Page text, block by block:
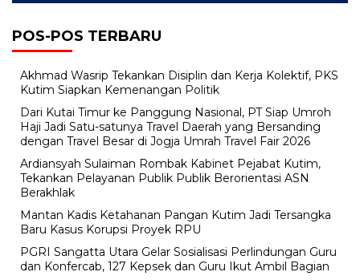
POS-POS TERBARU
Akhmad Wasrip Tekankan Disiplin dan Kerja Kolektif, PKS
Kutim Siapkan Kemenangan Politik
Dari Kutai Timur ke Panggung Nasional, PT Siap Umroh
Haji Jadi Satu-satunya Travel Daerah yang Bersanding
dengan Travel Besar di Jogja Umrah Travel Fair 2026
Ardiansyah Sulaiman Rombak Kabinet Pejabat Kutim,
Tekankan Pelayanan Publik Publik Berorientasi ASN
Berakhlak
Mantan Kadis Ketahanan Pangan Kutim Jadi Tersangka
Baru Kasus Korupsi Proyek RPU
PGRI Sangatta Utara Gelar Sosialisasi Perlindungan Guru
dan Konfercab, 127 Kepsek dan Guru Ikut Ambil Bagian